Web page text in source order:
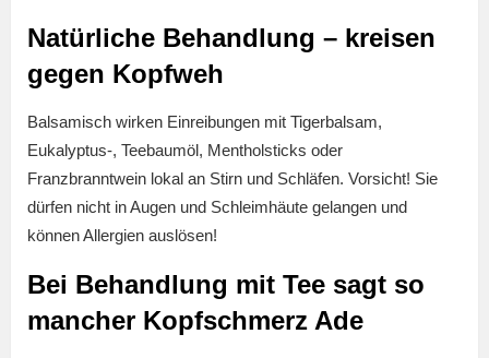
Natürliche Behandlung – kreisen
gegen Kopfweh
Balsamisch wirken Einreibungen mit Tigerbalsam,
Eukalyptus-, Teebaumöl, Mentholsticks oder
Franzbranntwein lokal an Stirn und Schläfen. Vorsicht! Sie
dürfen nicht in Augen und Schleimhäute gelangen und
können Allergien auslösen!
Bei Behandlung mit Tee sagt so
mancher Kopfschmerz Ade